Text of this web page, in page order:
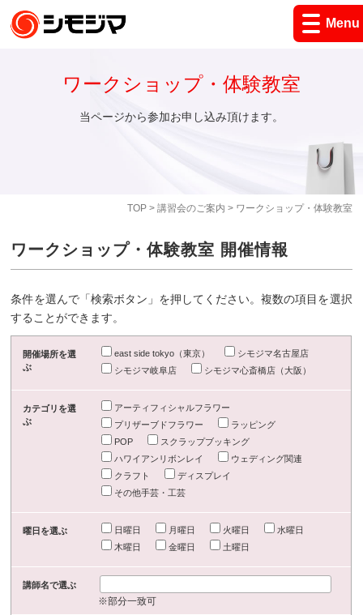
Menu
TOP> 講習会のご案内 > ワークショップ・体験教室
ワークショップ・体験教室
当ページから参加お申し込み頂けます。
ワークショップ・体験教室 開催情報
条件を選んで「検索ボタン」を押してください。複数の項目を選択
することができます。
開催場所を選
ぶ
east side tokyo（東京）
シモジマ名古屋店
シモジマ岐阜店
シモジマ心斎橋店（大阪）
カテゴリを選
ぶ
アーティフィシャルフラワー
プリザーブドフラワー
ラッピング
POP
スクラップブッキング
ハワイアンリボンレイ
ウェディング関連
クラフト
ディスプレイ
その他手芸・工芸
曜日を選ぶ 日曜日 月曜日 火曜日
水曜日
木曜日
金曜日 土曜日
講師名で選ぶ
※部分一致可